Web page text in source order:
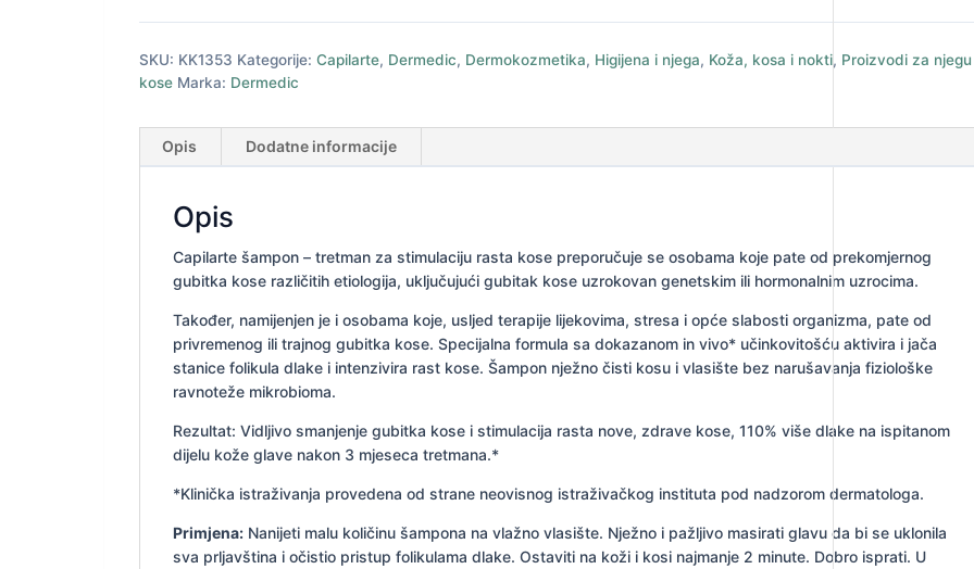
ml
količina
SKU: KK1353 Kategorije: Capilarte, Dermedic, Dermokozmetika, Higijena i njega, Koža, kosa i nokti, Proizvodi za njegu
kose Marka: Dermedic
Opis Dodatne informacije
Opis
Capilarte šampon – tretman za stimulaciju rasta kose preporučuje se osobama koje pate od prekomjernog
gubitka kose različitih etiologija, uključujući gubitak kose uzrokovan genetskim ili hormonalnim uzrocima.
Također, namijenjen je i osobama koje, usljed terapije lijekovima, stresa i opće slabosti organizma, pate od
privremenog ili trajnog gubitka kose. Specijalna formula sa dokazanom in vivo* učinkovitošću aktivira i jača
stanice folikula dlake i intenzivira rast kose. Šampon nježno čisti kosu i vlasište bez narušavanja fiziološke
ravnoteže mikrobioma.
Rezultat: Vidljivo smanjenje gubitka kose i stimulacija rasta nove, zdrave kose, 110% više dlake na ispitanom
dijelu kože glave nakon 3 mjeseca tretmana.*
*Klinička istraživanja provedena od strane neovisnog istraživačkog instituta pod nadzorom dermatologa.
Primjena: Nanijeti malu količinu šampona na vlažno vlasište. Nježno i pažljivo masirati glavu da bi se uklonila
sva prljavština i očistio pristup folikulama dlake. Ostaviti na koži i kosi najmanje 2 minute. Dobro isprati. U